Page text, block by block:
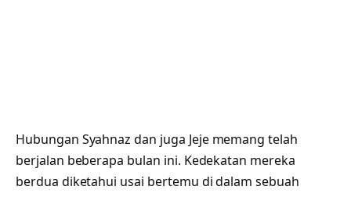
Hubungan Syahnaz dan juga Jeje memang telah
berjalan beberapa bulan ini. Kedekatan mereka
berdua diketahui usai bertemu di dalam sebuah